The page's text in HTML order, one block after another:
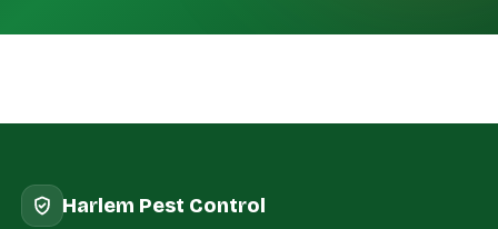
Harlem Pest Control